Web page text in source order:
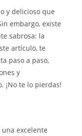
y delicioso que
embargo, existe
sabrosa: la
artículo, te
paso a paso,
y
¡No te lo pierdas!
excelente